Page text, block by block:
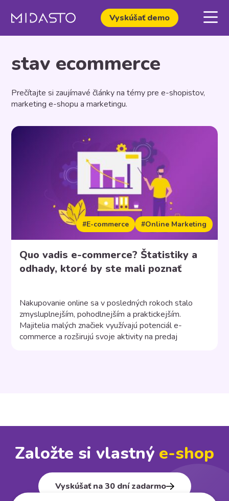
Vyskúšať demo
stav ecommerce
Prečítajte si zaujímavé články na témy pre e-shopistov,
marketing e-shopu a marketingu.
#E-commerce #Online Marketing
Quo vadis e-commerce? Štatistiky a
odhady, ktoré by ste mali poznať
Nakupovanie online sa v posledných rokoch stalo
zmysluplnejším, pohodlnejším a praktickejším.
Majitelia malých značiek využívajú potenciál e-
commerce a rozširujú svoje aktivity na predaj
Založte si vlastný e⁠-⁠shop
Vyskúšať na 30 dní zadarmo